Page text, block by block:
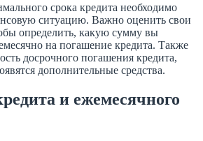
срока кредита необходимо
ситуацию. Важно оценить свои
определить, какую сумму вы
на погашение кредита. Также
досрочного погашения кредита,
дополнительные средства.
и ежемесячного